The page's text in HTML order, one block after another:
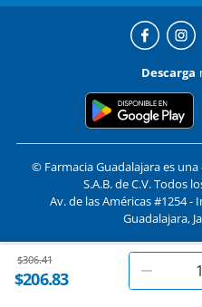
Price reduced from
$306.41to
$206.83
Descarga
© Farmacia Guadalajara es
S.A.B. de C.V. Todos
Av. de las Américas #1254 -
Guadalajara,
Formas de pago
EnFarmacias Guadalajara
utilizamos
este sitio, aceptas nuestros
términos y